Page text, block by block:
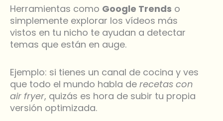
Herramientas como Google Trends o
simplemente explorar los vídeos más
vistos en tu nicho te ayudan a detectar
temas que están en auge.
Ejemplo: si tienes un canal de cocina y ves
que todo el mundo habla de recetas con
air fryer, quizás es hora de subir tu propia
versión optimizada.